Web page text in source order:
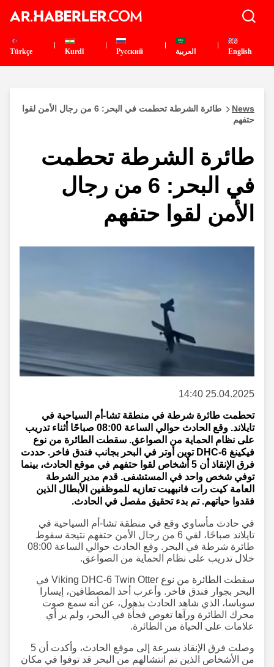
English العربية Pусский
Kurdî
Türkçe
News
طائرة الشرطة تحطمت في البحر: 6 من رجال الأمن لقوا
حتفهم
طائرة الشرطة تحطمت
في البحر: 6 من رجال
الأمن لقوا حتفهم
25.04.2025 14:40
تحطمت طائرة شرطة في منطقة تشا-أم السياحية في
تايلاند. وقع الحادث حوالي الساعة 08:00 صباحًا أثناء تدريب
على نظام الحماية من الصواعق. سقطت الطائرة من نوع
فيكينغ DHC-6 توين أوتر في البحر بجانب فندق فاخر. حددت
فرق الإنقاذ أن 5 أشخاص لقوا حتفهم في موقع الحادث، بينما
توفي شخص واحد في المستشفى. قدم مدير الشرطة
العامة كيت رات فانبهيت تعازيه للموظفين الأبطال الذين
فقدوا حياتهم. تم بدء تحقيق مفصل في الحادث.
في حادث مأساوي وقع في منطقة تشا-أم السياحية في
تايلاند صباحًا، لقي 6 من رجال الأمن حتفهم نتيجة سقوط
طائرة شرطة في البحر. وقع الحادث حوالي الساعة 08:00
خلال تدريب على نظام الحماية من الصواعق.
سقطت الطائرة من نوع Viking DHC-6 Twin Otter في
البحر بجوار فندق فاخر. وأعرب أحد المصطافين، إيسارا
سوباسا، الذي شاهد الحادث بذهول، عن أنه سمع صوت
محرك الطائرة ورآها تغوص فجأة في البحر، ولم ير أي
علامات على الحياة من الطائرة.
وصلت فرق الإنقاذ بسرعة إلى موقع الحادث، وأكدت أن 5
من الأشخاص الذين تم انتشالهم من البحر قد توفوا في مكان